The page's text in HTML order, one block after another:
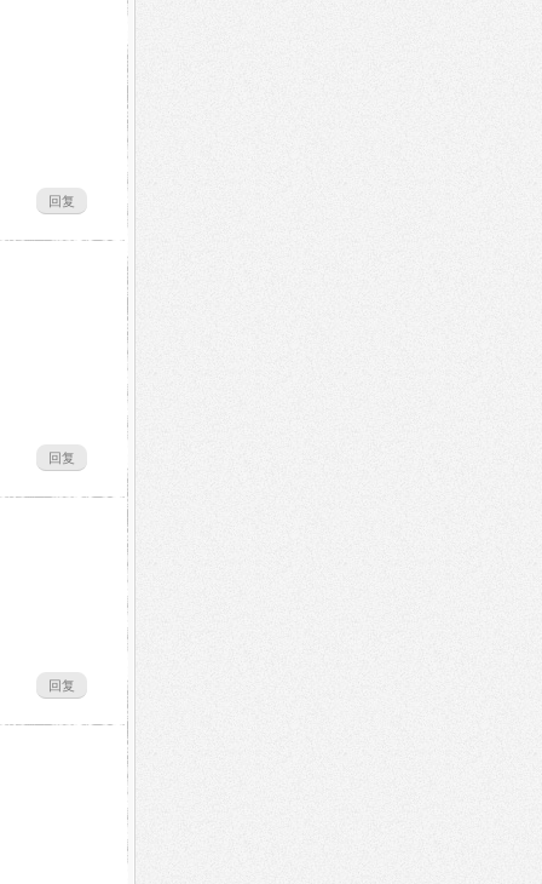
回复
回复
回复